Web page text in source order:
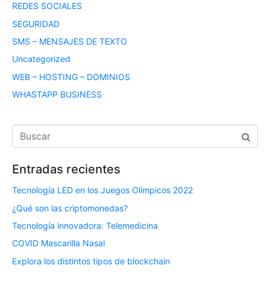
REDES SOCIALES
SEGURIDAD
SMS – MENSAJES DE TEXTO
Uncategorized
WEB – HOSTING – DOMINIOS
WHASTAPP BUSINESS
Entradas recientes
Tecnología LED en los Juegos Olímpicos 2022
¿Qué son las criptomonedas?
Tecnología innovadora: Telemedicina
COVID Mascarilla Nasal
Explora los distintos tipos de blockchain